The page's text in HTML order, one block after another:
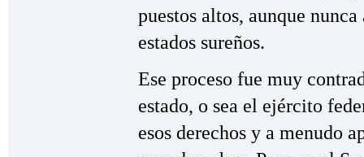
puestos altos, aunque
estados sureños.
Ese proceso fue muy
estado, o sea el ejército
esos derechos y a menudo